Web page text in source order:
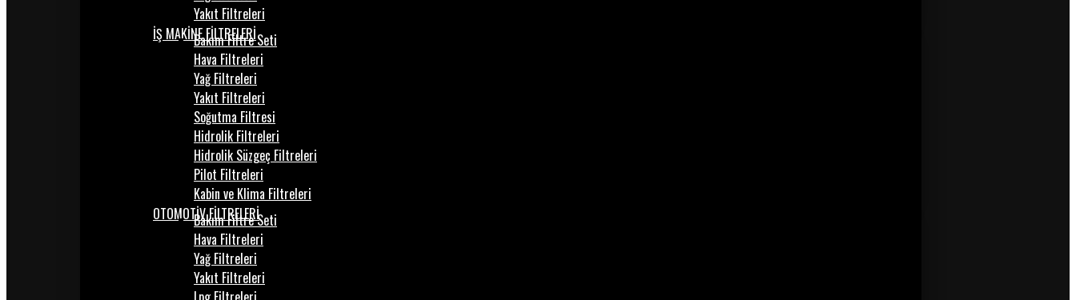
Yakıt Filtreleri
İŞ MAKİNE FİLTRELERİ
Bakım Filtre Seti
Hava Filtreleri
Yağ Filtreleri
Yakıt Filtreleri
Soğutma Filtresi
Hidrolik Filtreleri
Hidrolik Süzgeç Filtreleri
Pilot Filtreleri
Kabin ve Klima Filtreleri
OTOMOTİV FİLTRELERİ
Bakım Filtre Seti
Hava Filtreleri
Yağ Filtreleri
Yakıt Filtreleri